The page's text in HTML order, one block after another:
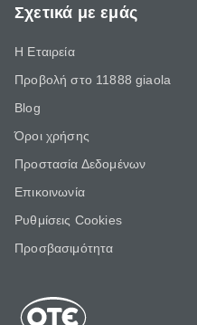
Σχετικά με εμάς
Η Εταιρεία
Προβολή στο 11888 giaola
Blog
Όροι χρήσης
Προστασία Δεδομένων
Επικοινωνία
Ρυθμίσεις Cookies
Προσβασιμότητα